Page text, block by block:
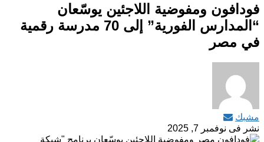
فودافون ومفوضية اللاجئين يوسّعان
“المدارس الفورية” إلى 70 مدرسة رقمية
في مصر
مشبك
نشر فى نوفمبر 7, 2025